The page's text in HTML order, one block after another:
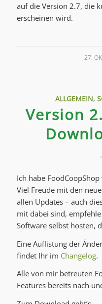
auf die Version 2.7, die
erscheinen wird.
27.
ALLGEMEIN,
Version
Ich habe
Viel Freude mit den
allen Updates – auch
mit dabei sind,
Software selbst hosten,
Eine Auflistung der
findet Ihr im Changelog.
Alle von mir betreuten
Features bereits nach